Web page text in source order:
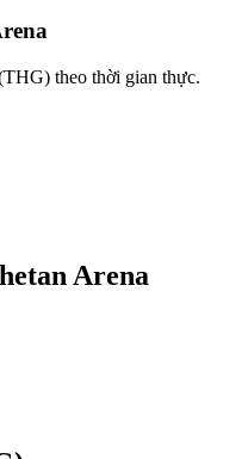
thế chấp
loại quý và hàng hóa
theo thời gian thực.
Arena